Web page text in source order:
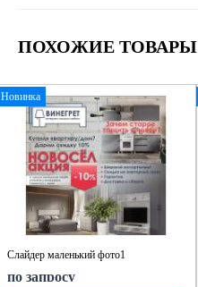
ПОХОЖИЕ ТОВАРЫ
Новинка
Слайдер маленький фото1
по запросу